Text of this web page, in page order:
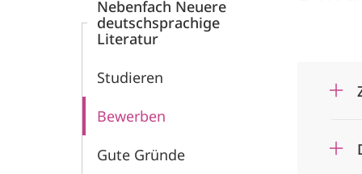
Nebenfach Neuere
deutschsprachige
Literatur
Studieren
Bewerben
Gute Gründe